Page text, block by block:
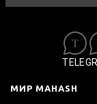
МИР MAHASH